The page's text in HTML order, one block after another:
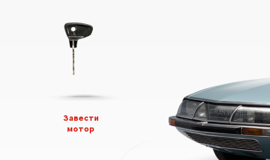
Завести
мотор